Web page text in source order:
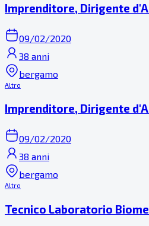
Imprenditore, Dirigente
09/02/2020
38 anni
bergamo
Altro
Imprenditore, Dirigente
09/02/2020
38 anni
bergamo
Altro
Tecnico Laboratorio